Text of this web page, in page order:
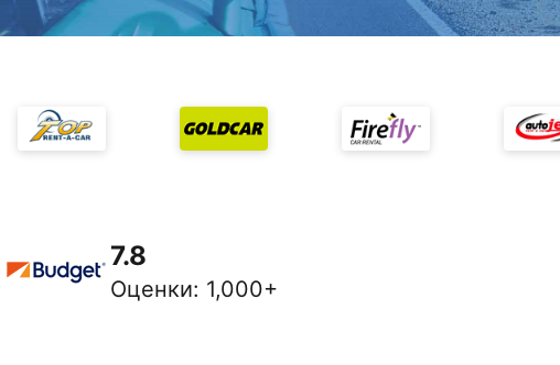
7.8
Оценки: 1,000+